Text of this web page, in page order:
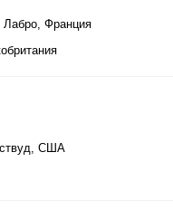
Франция
США